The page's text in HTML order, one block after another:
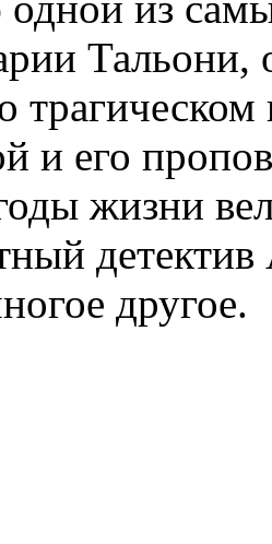
трагическом
и его
жизни
детектив
другое.